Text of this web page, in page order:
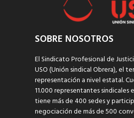
SOBRE NOSOTROS
El Sindicato Profesional de
USO (Unión sindical Obrera), el
representación a nivel estatal.
11.000 representantes sindicales
tiene más de 400 sedes y
negociación de más de 500